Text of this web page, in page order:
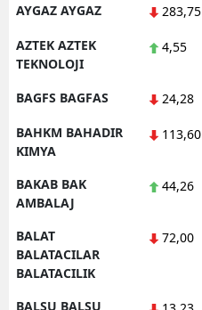
AYGAZ AYGAZ 283,75
AZTEK AZTEK
TEKNOLOJI
4,55
BAGFS BAGFAS 24,28
BAHKM BAHADIR
KIMYA
113,60
BAKAB BAK
AMBALAJ
44,26
BALAT
BALATACILAR
BALATACILIK
72,00
BALSU BALSU